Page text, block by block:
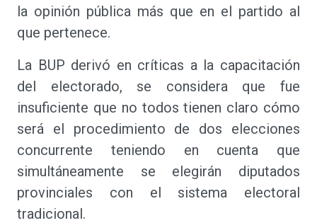
la opinión pública más que en el partido al
que pertenece.
La BUP derivó en críticas a la capacitación
del electorado, se considera que fue
insuficiente que no todos tienen claro cómo
será el procedimiento de dos elecciones
concurrente teniendo en cuenta que
simultáneamente se elegirán diputados
provinciales con el sistema electoral
tradicional.